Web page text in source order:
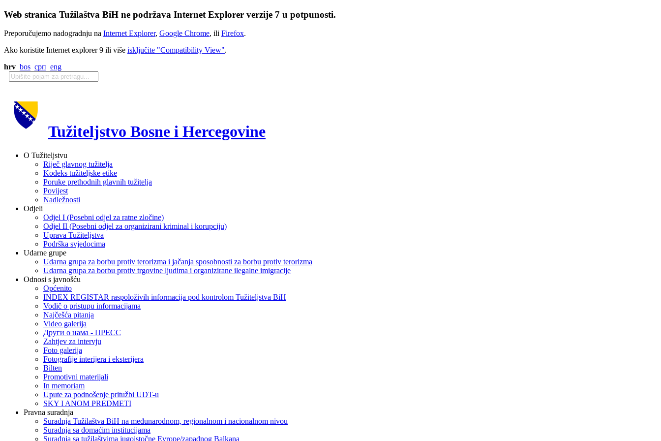
Web stranica Tužilaštva BiH ne podržava Internet Explorer verzije 7 u potpunosti.
Preporučujemo nadogradnju na Internet Explorer, Google Chrome, ili Firefox.
Ako koristite Internet explorer 9 ili više isključite "Compatibility View".
hrv bos срп eng
Tužiteljstvo Bosne i Hercegovine
O Tužiteljstvu
Riječ glavnog tužitelja
Kodeks tužiteljske etike
Poruke prethodnih glavnih tužitelja
Povijest
Nadležnosti
Odjeli
Odjel I (Posebni odjel za ratne zločine)
Odjel II (Posebni odjel za organizirani kriminal i korupciju)
Uprava Tužiteljstva
Podrška svjedocima
Udarne grupe
Udarna grupa za borbu protiv terorizma i jačanja sposobnosti za borbu protiv terorizma
Udarna grupa za borbu protiv trgovine ljudima i organizirane ilegalne imigracije
Odnosi s javnošću
Općenito
INDEX REGISTAR raspoloživih informacija pod kontrolom Tužiteljstva BiH
Vodič o pristupu informacijama
Najčešća pitanja
Video galerija
Други о нама - ПРЕСC
Zahtjev za intervju
Foto galerija
Fotografije interijera i eksterijera
Bilten
Promotivni materijali
In memoriam
Upute za podnošenje pritužbi UDT-u
SKY I ANOM PREDMETI
Pravna suradnja
Suradnja Tužilaštva BiH na međunarodnom, regionalnom i nacionalnom nivou
Suradnja sa domaćim institucijama
Suradnja sa tužilaštvima jugoistočne Evrope/zapadnog Balkana